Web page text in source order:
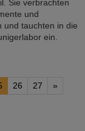
Sie verbrachten
und
und tauchten in die
ein.
26 27 »